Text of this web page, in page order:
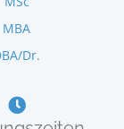
MBA
Dr.